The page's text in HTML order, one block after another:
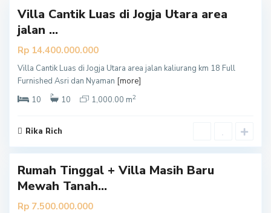
Villa Cantik Luas di Jogja Utara area
jalan ...
Rp 14.400.000.000
Villa Cantik Luas di Jogja Utara area jalan kaliurang km 18 Full
Furnished Asri dan Nyaman [more]
10
10 1,000.00 m2
Rika Rich
S
l
e
a
Rumah Tinggal + Villa Masih Baru
Mewah Tanah...
Rp 7.500.000.000